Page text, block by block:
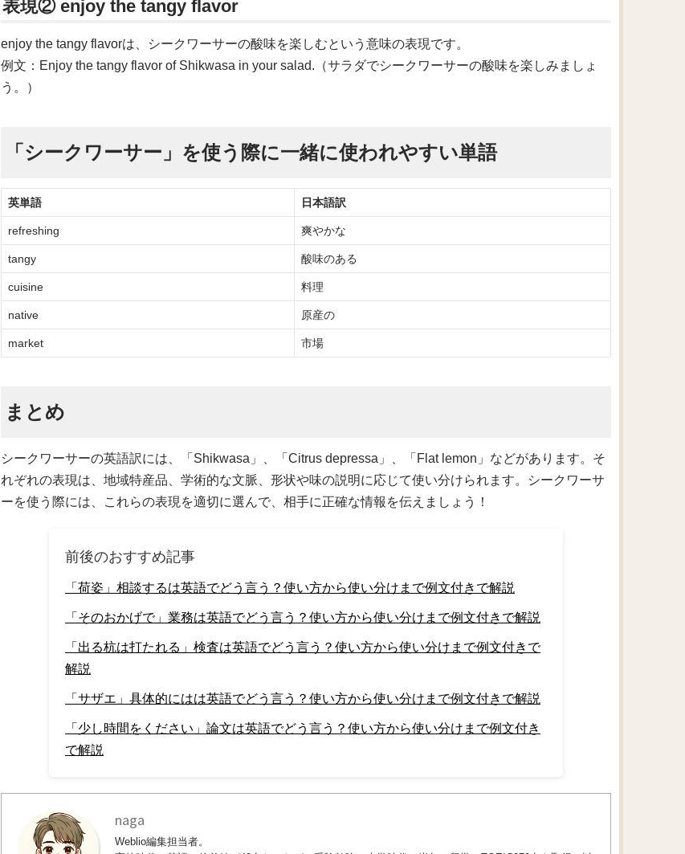
表現② enjoy the tangy flavor
enjoy the tangy flavorは、シークワーサーの酸味を楽しむという意味の表現です。
例文：Enjoy the tangy flavor of Shikwasa in your salad.（サラダでシークワーサーの酸味を楽しみましょ
う。）
「シークワーサー」を使う際に一緒に使われやすい単語
英単語 日本語訳
refreshing 爽やかな
tangy 酸味のある
cuisine 料理
native 原産の
market 市場
まとめ
シークワーサーの英語訳には、「Shikwasa」、「Citrus depressa」、「Flat lemon」などがあります。そ
れぞれの表現は、地域特産品、学術的な文脈、形状や味の説明に応じて使い分けられます。シークワーサ
ーを使う際には、これらの表現を適切に選んで、相手に正確な情報を伝えましょう！
前後のおすすめ記事
「荷姿」相談するは英語でどう言う？使い方から使い分けまで例文付きで解説
「そのおかげで」業務は英語でどう言う？使い方から使い分けまで例文付きで解説
「出る杭は打たれる」検査は英語でどう言う？使い方から使い分けまで例文付きで
解説
「サザエ」具体的にはは英語でどう言う？使い方から使い分けまで例文付きで解説
「少し時間をください」論文は英語でどう言う？使い方から使い分けまで例文付き
で解説
naga
Weblio編集担当者。